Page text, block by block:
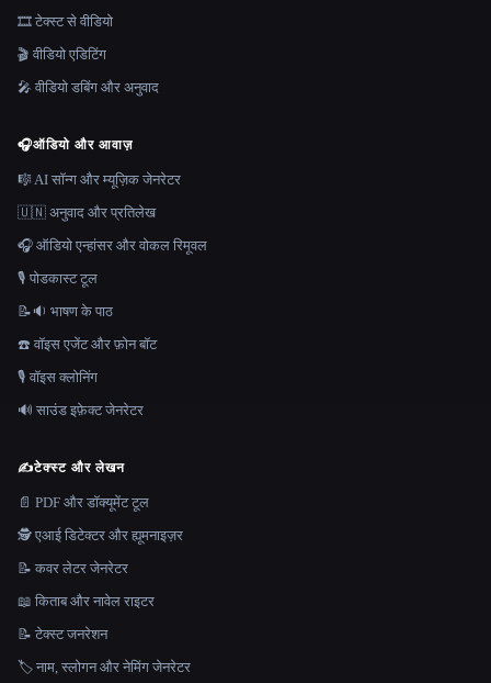
🎞️ टेक्स्ट से वीडियो
🎬 वीडियो एडिटिंग
🎤 वीडियो डबिंग और अनुवाद
🎧ऑडियो और आवाज़
🎼 AI सॉन्ग और म्यूज़िक जेनरेटर
🇺🇳 अनुवाद और प्रतिलेख
🎧 ऑडियो एन्हांसर और वोकल रिमूवल
🎙️ पोडकास्ट टूल
📝🔉 भाषण के पाठ
☎️ वॉइस एजेंट और फ़ोन बॉट
🎙️ वॉइस क्लोनिंग
🔊 साउंड इफ़ेक्ट जेनरेटर
✍️टेक्स्ट और लेखन
📄 PDF और डॉक्यूमेंट टूल
🕵️ एआई डिटेक्टर और ह्यूमनाइज़र
📝 कवर लेटर जेनरेटर
📖 किताब और नावेल राइटर
📝 टेक्स्ट जनरेशन
🏷️ नाम, स्लोगन और नेमिंग जेनरेटर